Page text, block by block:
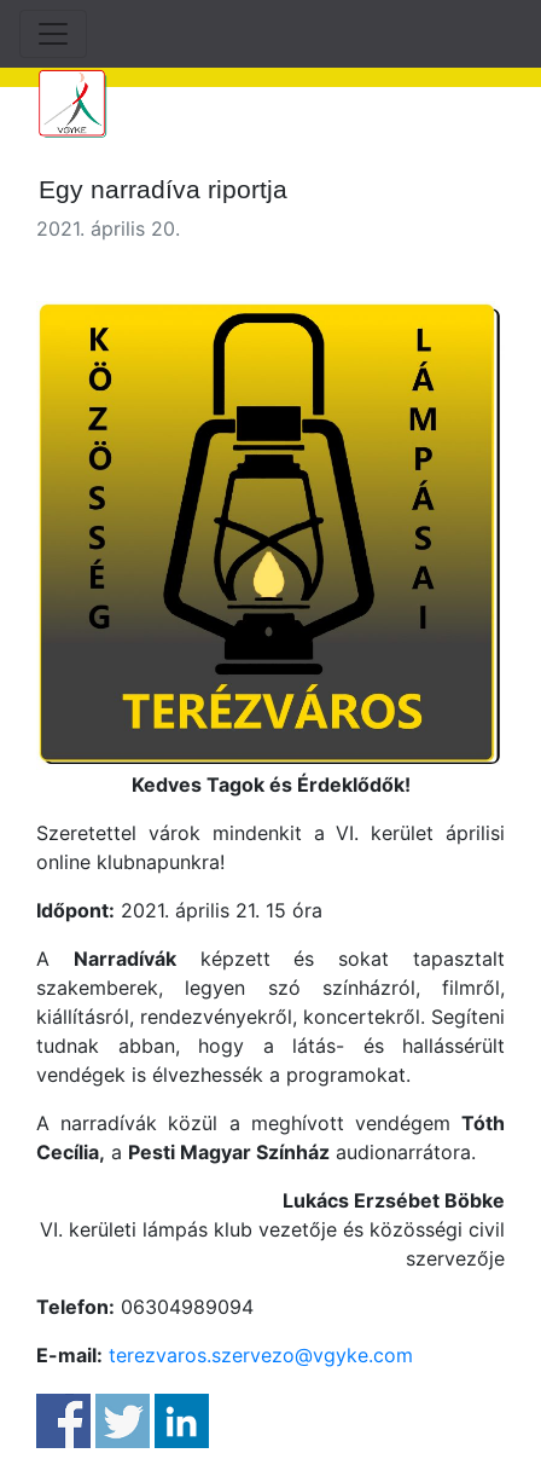
Egy narradíva riportja
2021. április 20.
Kedves Tagok és Érdeklődők!
Szeretettel várok mindenkit a VI. kerület áprilisi
online klubnapunkra!
Időpont: 2021. április 21. 15 óra
A Narradívákképzett és sokat tapasztalt
szakemberek, legyen szó színházról, filmről,
kiállításról, rendezvényekről, koncertekről. Segíteni
tudnak abban, hogy a látás- és hallássérült
vendégek is élvezhessék a programokat.
A narradívák közül a meghívott vendégem Tóth
Cecília, a Pesti Magyar Színház audionarrátora.
Lukács Erzsébet Böbke
VI. kerületi lámpás klub vezetője és közösségi civil
szervezője
Telefon: 06304989094
E-mail: terezvaros.szervezo@vgyke.com